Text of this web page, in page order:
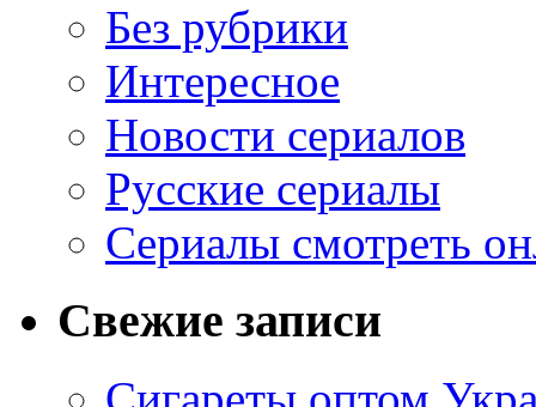
Без рубрики
Интересное
Новости сериалов
Русские сериалы
Сериалы смотреть
Свежие записи